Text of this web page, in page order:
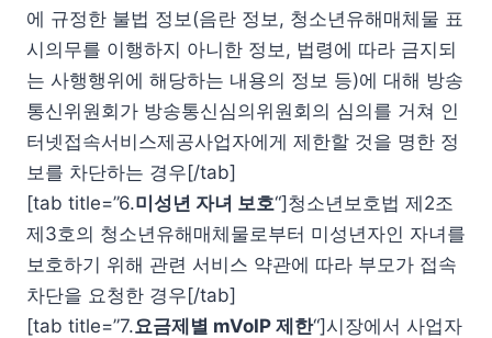
에 규정한 불법 정보(음란 정보, 청소년유해매체물 표
시의무를 이행하지 아니한 정보, 법령에 따라 금지되
는 사행행위에 해당하는 내용의 정보 등)에 대해 방송
통신위원회가 방송통신심의위원회의 심의를 거쳐 인
터넷접속서비스제공사업자에게 제한할 것을 명한 정
보를 차단하는 경우[/tab]
[tab title=”6.미성년 자녀 보호“]청소년보호법 제2조
제3호의 청소년유해매체물로부터 미성년자인 자녀를
보호하기 위해 관련 서비스 약관에 따라 부모가 접속
차단을 요청한 경우[/tab]
[tab title=”7.요금제별 mVoIP 제한“]시장에서 사업자